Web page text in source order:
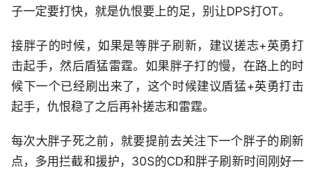
子一定要打快，就是仇恨要上的足，别让DPS打OT。
接胖子的时候，如果是等胖子刷新，建议搓志+英勇打
击起手，然后盾猛雷霆。如果胖子打的慢，在路上的时
候下一个已经刷出来了，这个时候建议盾猛+英勇打击
起手，仇恨稳了之后再补搓志和雷霆。
每次大胖子死之前，就要提前去关注下一个胖子的刷新
点，多用拦截和援护，30S的CD和胖子刷新时间刚好一